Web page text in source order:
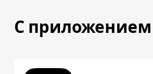
С приложением